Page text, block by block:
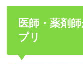
医師・薬剤
プリ